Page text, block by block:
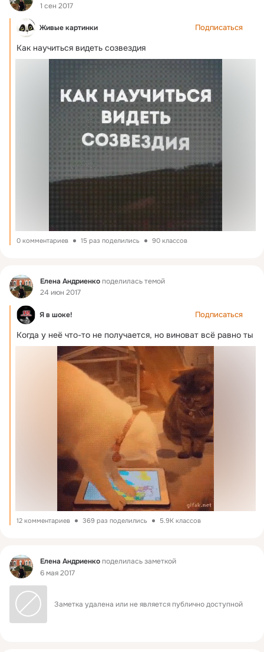
1 сен 2017
Живые картинки Подписаться
Как научиться видеть созвездия
0 комментариев 15 раз поделились 90 классов
Фид Елена Андриенкоподелилась темой
24 июн 2017
Я в шоке! Подписаться
Когда у неё что-то не получается, но виноват всё равно ты
12 комментариев 369 раз поделились 5.9K классов
Фид Елена Андриенкоподелилась заметкой
6 мая 2017
Заметка удалена или не является публично доступной